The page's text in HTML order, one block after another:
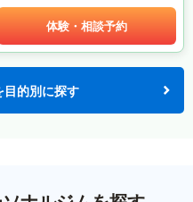
体験・相談予約
目的別に探す